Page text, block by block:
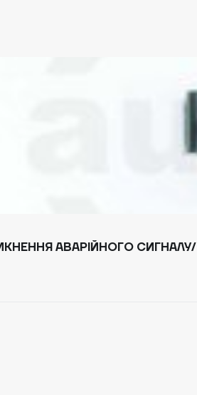
АВАРІЙНОГО СИГНАЛУ/